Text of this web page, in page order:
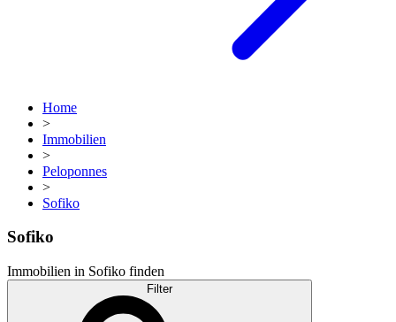
Home
>
Immobilien
>
Peloponnes
>
Sofiko
Sofiko
Immobilien in Sofiko finden
Filter